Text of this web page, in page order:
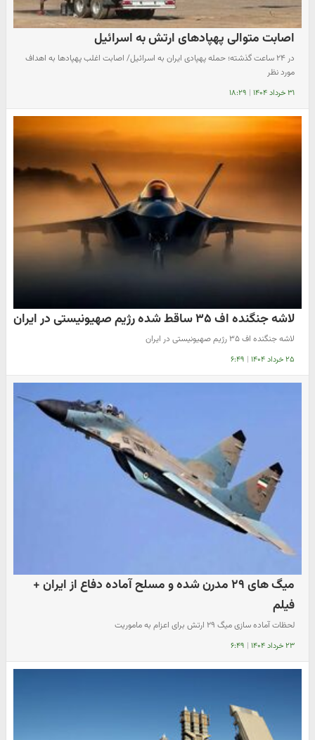
اصابت متوالی پهپادهای ارتش به اسرائیل
​در ۲۴ ساعت گذشته؛ حمله پهپادی ایران به اسرائیل/ اصابت اغلب پهپادها به اهداف
مورد نظر
۳۱ خرداد ۱۴۰۴ | ۱۸:۲۹
لاشه جنگنده اف ۳۵ ساقط شده رژیم صهیونیستی در ایران
لاشه جنگنده اف ۳۵ رژیم صهیونیستی در ایران
۲۵ خرداد ۱۴۰۴ | ۶:۴۹
میگ های ۲۹ مدرن شده و مسلح آماده دفاع از ایران +
فیلم
لحظات آماده سازی میگ ۲۹ ارتش برای اعزام به ماموریت
۲۳ خرداد ۱۴۰۴ | ۶:۴۹